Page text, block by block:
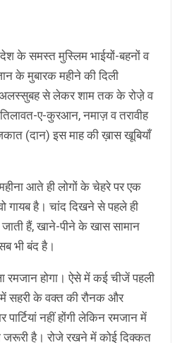
के समस्त मुस्लिम भाईयों-बहनों व
के मुबारक महीने की दिली
अलस्सुबह से लेकर शाम तक के रोजे़ व
ए-कुरआन, नमाज़ व तरावीह
(दान) इस माह की ख़ास खूबियाँ
आते ही लोगों के चेहरे पर एक
गायब है। चांद दिखने से पहले ही
जाती हैं, खाने-पीने के खास सामान
भी बंद है।
रमजान होगा। ऐसे में कई चीजें पहली
में सहरी के वक्त की रौनक और
नहीं होंगी लेकिन रमजान में
जरूरी है। रोजे रखने में कोई दिक्कत